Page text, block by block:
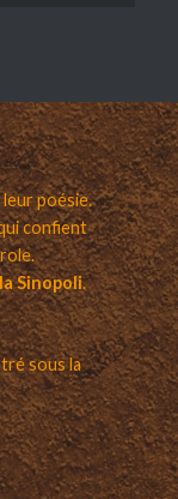
leur poésie.
confient
Sinopoli.
sous la